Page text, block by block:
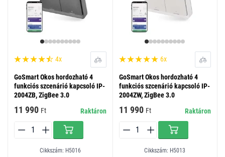
4x
GoSmart Okos hordozható 4
funkciós szcenárió kapcsoló IP-
2004ZB, ZigBee 3.0
11 990 Ft Raktáron
Cikkszám: H5016
6x
GoSmart Okos hordozható 4
funkciós szcenárió kapcsoló IP-
2004ZW, ZigBee 3.0
11 990 Ft Raktáron
Cikkszám: H5013